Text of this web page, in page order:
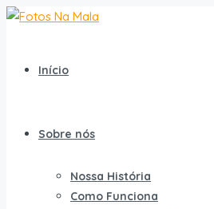
Início
Sobre nós
Nossa História
Como Funciona